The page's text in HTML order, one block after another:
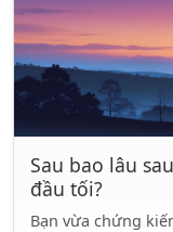
Sau bao lâu
đầu tối?
Bạn vừa chứng